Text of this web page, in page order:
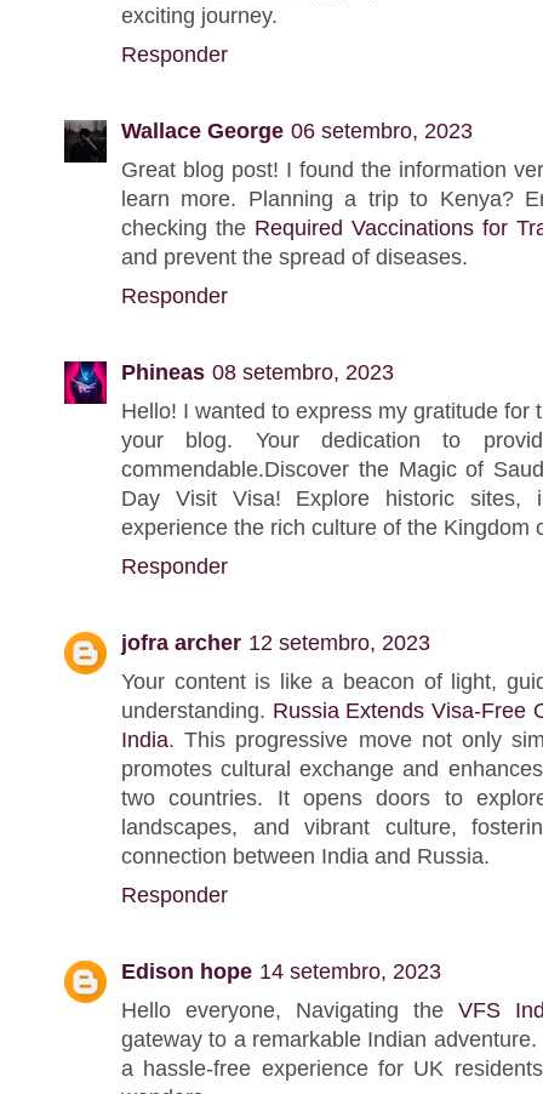
exciting journey.
Responder
Wallace George 06 setembro, 2023
Great blog post! I found the information
learn more. Planning a trip to Kenya?
checking the Required Vaccinations for
and prevent the spread of diseases.
Responder
Phineas 08 setembro, 2023
Hello! I wanted to express my gratitude for
your blog. Your dedication to
commendable.Discover the Magic of
Day Visit Visa! Explore historic sites,
experience the rich culture of the Kingdom
Responder
jofra archer 12 setembro, 2023
Your content is like a beacon of light,
understanding. Russia Extends Visa-Free
India. This progressive move not only
promotes cultural exchange and
two countries. It opens doors to
landscapes, and vibrant culture,
connection between India and Russia.
Responder
Edison hope 14 setembro, 2023
Hello everyone, Navigating the VFS
gateway to a remarkable Indian
a hassle-free experience for UK